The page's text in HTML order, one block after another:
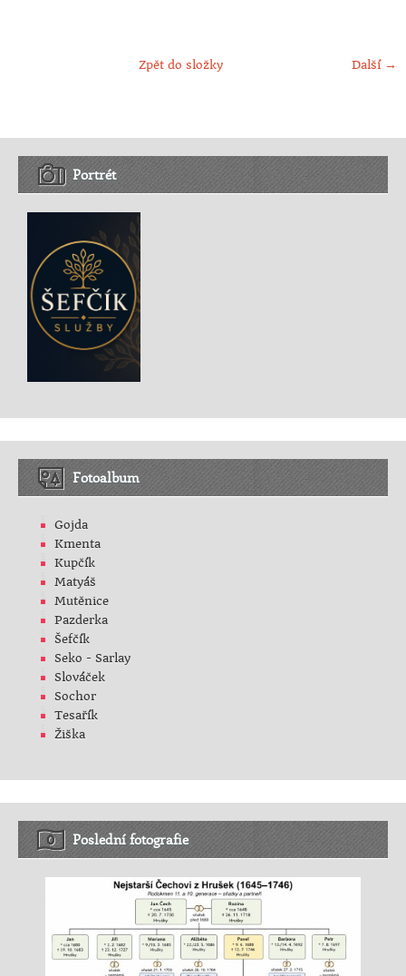
Další →
Zpět do složky
Portrét
Fotoalbum
Gojda
Kmenta
Kupčík
Matyáš
Mutěnice
Pazderka
Šefčík
Seko - Sarlay
Slováček
Sochor
Tesařík
Žiška
Poslední fotografie